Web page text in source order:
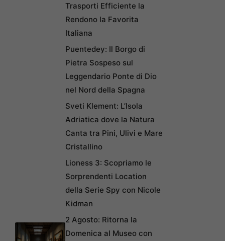
Trasporti Efficiente la
Rendono la Favorita
Italiana
Puentedey: Il Borgo di
Pietra Sospeso sul
Leggendario Ponte di Dio
nel Nord della Spagna
Sveti Klement: L’Isola
Adriatica dove la Natura
Canta tra Pini, Ulivi e Mare
Cristallino
Lioness 3: Scopriamo le
Sorprendenti Location
della Serie Spy con Nicole
Kidman
2 Agosto: Ritorna la
Domenica al Museo con